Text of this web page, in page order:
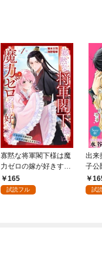
寡黙な将軍閣下様は魔
力ゼロの嫁が好きすぎ
る～なぜか旦那様の心
の声が聞こえます！？
165
試読フル
出来
子公
ら
試